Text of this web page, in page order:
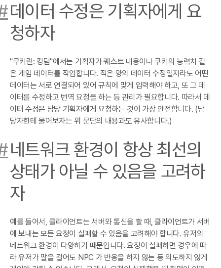
데이터 수정은 기획자에게 요
청하자
"쿠키런: 킹덤"에서는 기획자가 퀘스트 내용이나 쿠키의 능력치 같
은 게임 데이터를 작업합니다. 적은 양의 데이터 수정일지라도 어떤
데이터는 서로 연결되어 있어 규칙에 맞게 입력해야 하고, 또 그 데
이터를 수정하고 번역 요청을 하는 등 관리가 필요합니다. 따라서 데
이터 수정은 담당 기획자에게 요청하는 것이 가장 안전합니다. (담
당자한테 물어보자는 위 문단의 내용과도 유사합니다.)
네트워크 환경이 항상 최선의
상태가 아닐 수 있음을 고려하
자
예를 들어서, 클라이언트는 서버와 통신을 할 때, 클라이언트가 서버
에 보내는 모든 요청이 실패할 수 있음을 고려해야 합니다. 유저의
네트워크 환경이 다양하기 때문입니다. 요청이 실패하면 경우에 따
라 유저가 말을 걸어도 NPC 가 반응을 하지 않는 등 의도하지 않게